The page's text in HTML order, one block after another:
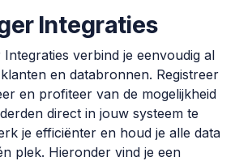
Integraties
verbind je eenvoudig al
en databronnen. Registreer
en profiteer van de mogelijkheid
direct in jouw systeem te
je efficiënter en houd je alle data
plek. Hieronder vind je een